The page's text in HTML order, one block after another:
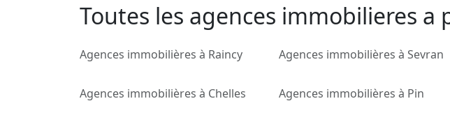
Toutes les agences immobilieres a
Agences immobilières à Raincy Agences immobilières à Sevran
Agences immobilières à Chelles
Agences immobilières à Pin